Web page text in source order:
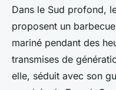
Dans le Sud profond,
proposent un
mariné pendant des
transmises de
elle, séduit avec son